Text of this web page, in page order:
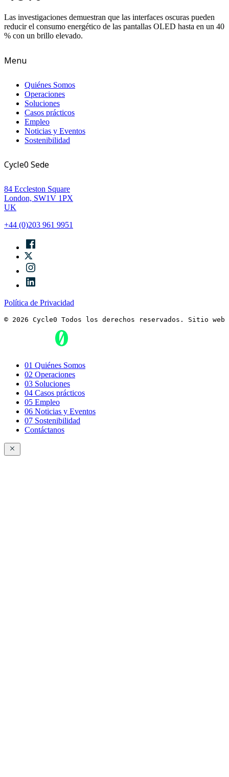
Las investigaciones demuestran que las interfaces oscuras pueden
reducir el consumo energético de las pantallas OLED hasta en un 40
% con un brillo elevado.
Menu
Quiénes Somos
Operaciones
Soluciones
Casos prácticos
Empleo
Noticias y Eventos
Sostenibilidad
Cycle0 Sede
84 Eccleston Square
London, SW1V 1PX
UK
+44 (0)203 961 9951
Política de Privacidad
© 2026 Cycle0 Todos los derechos reservados. Sitio
01 Quiénes Somos
02 Operaciones
03 Soluciones
04 Casos prácticos
05 Empleo
06 Noticias y Eventos
07 Sostenibilidad
Contáctanos